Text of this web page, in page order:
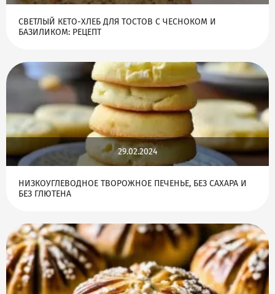
СВЕТЛЫЙ КЕТО-ХЛЕБ ДЛЯ ТОСТОВ С ЧЕСНОКОМ И
БАЗИЛИКОМ: РЕЦЕПТ
29.02.2024
НИЗКОУГЛЕВОДНОЕ ТВОРОЖНОЕ ПЕЧЕНЬЕ, БЕЗ САХАРА И
БЕЗ ГЛЮТЕНА